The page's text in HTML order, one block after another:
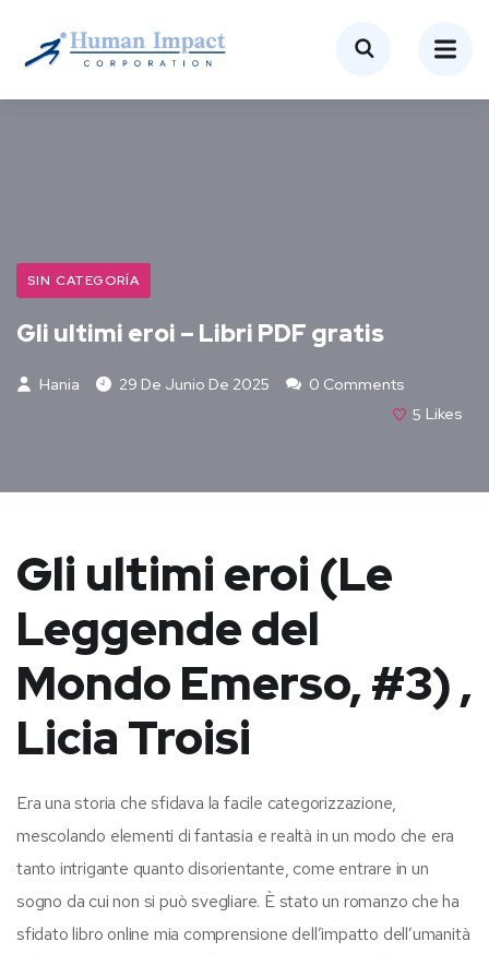
SIN CATEGORÍA
Gli ultimi eroi – Libri PDF gratis
Hania 29 De Junio De 2025
0 Comments
5 Likes
Gli ultimi eroi (Le
Leggende del
Mondo Emerso, #3) ,
Licia Troisi
Era una storia che sfidava la facile categorizzazione,
mescolando elementi di fantasia e realtà in un modo che era
tanto intrigante quanto disorientante, come entrare in un
sogno da cui non si può svegliare. È stato un romanzo che ha
sfidato libro online mia comprensione dell’impatto dell’umanità